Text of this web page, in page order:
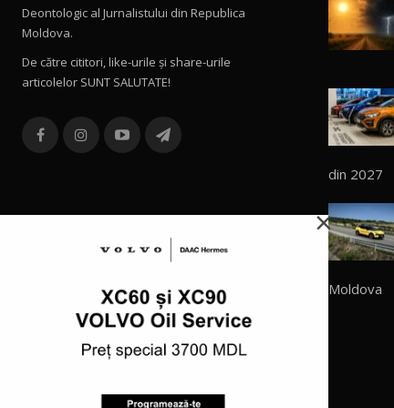
Deontologic al Jurnalistului din Republica
Moldova.
De către cititori, like-urile şi share-urile
articolelor SUNT SALUTATE!
din 2027
Moldova
×